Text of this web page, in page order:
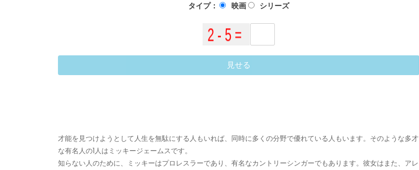
タイプ： 映画 シリーズ
見せる
才能を見つけようとして人生を無駄にする人もいれば、同時に多くの分野で優れている人もいます。そのような多才
な有名人の1人はミッキージェームスです。
知らない人のために、ミッキーはプロレスラーであり、有名なカントリーシンガーでもあります。彼女はまた、アレ